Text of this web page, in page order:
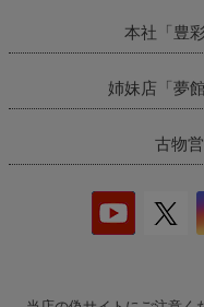
本社「豊
姉妹店「夢
古物